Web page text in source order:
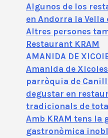
Algunos de los
en Andorra la Vella
Altres persones
Restaurant KRAM
AMANIDA DE
Amanida de
parròquia de
degustar en
tradicionals de
Amb KRAM tens la
gastronòmica